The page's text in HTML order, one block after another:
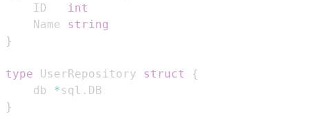
	ID
int
	Name
string
}
type UserRepository struct
{
	db
* sql .
}